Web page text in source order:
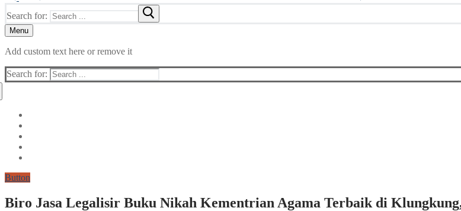
Search for:
Menu
Add custom text here or remove it
Search for:
Button
Biro Jasa Legalisir Buku Nikah Kementrian Agama Terbaik di